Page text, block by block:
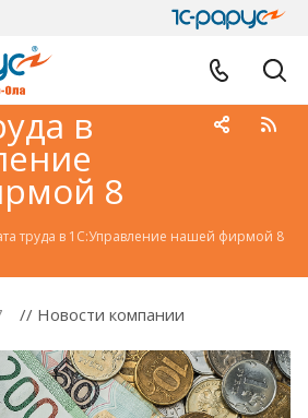
в
8
труда в 1С:Управление нашей фирмой 8
// Новости компании